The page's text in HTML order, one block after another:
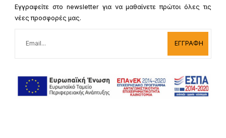
Εγγραφείτε στο newsletter για να μαθαίνετε πρώτοι όλες τις
νέες προσφορές μας.
ΕΓΓΡΑΦΗ